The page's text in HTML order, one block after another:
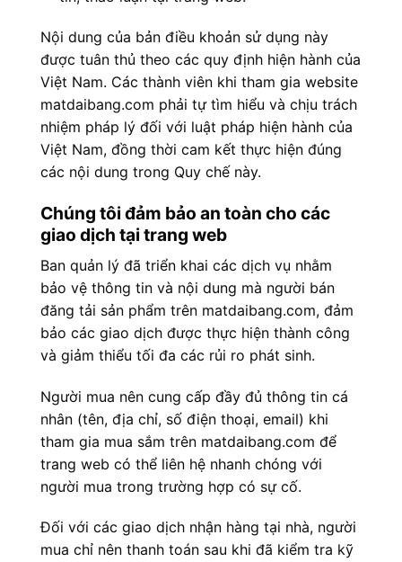
Nội dung của bản điều khoản sử dụng này
được tuân thủ theo các quy định hiện hành của
Việt Nam. Các thành viên khi tham gia website
matdaibang.com phải tự tìm hiểu và chịu trách
nhiệm pháp lý đối với luật pháp hiện hành của
Việt Nam, đồng thời cam kết thực hiện đúng
các nội dung trong Quy chế này.
Chúng tôi đảm bảo an toàn cho các
giao dịch tại trang web
Ban quản lý đã triển khai các dịch vụ nhằm
bảo vệ thông tin và nội dung mà người bán
đăng tải sản phẩm trên matdaibang.com, đảm
bảo các giao dịch được thực hiện thành công
và giảm thiểu tối đa các rủi ro phát sinh.
Người mua nên cung cấp đầy đủ thông tin cá
nhân (tên, địa chỉ, số điện thoại, email) khi
tham gia mua sắm trên matdaibang.com để
trang web có thể liên hệ nhanh chóng với
người mua trong trường hợp có sự cố.
Đối với các giao dịch nhận hàng tại nhà, người
mua chỉ nên thanh toán sau khi đã kiểm tra kỹ